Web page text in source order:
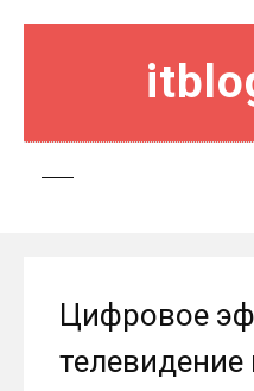
Цифровое
телевидение